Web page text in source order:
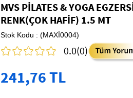
MVS PİLATES & YOGA
RENK(ÇOK HAFİF) 1.5 MT
Stok Kodu (MAXİ0004)
0.0(0)
241,76 TL